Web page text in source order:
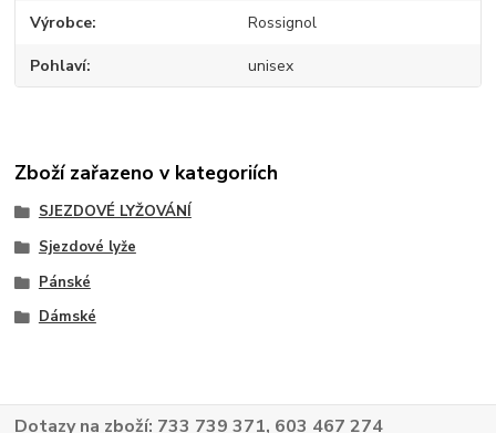
Výrobce Rossignol
Pohlaví unisex
Zboží zařazeno v kategoriích
SJEZDOVÉ LYŽOVÁNÍ
Sjezdové lyže
Pánské
Dámské
Dotazy na zboží: 733 739 371, 603 467 274